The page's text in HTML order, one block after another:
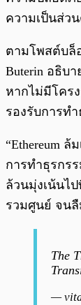
ความเป็นส่ว
ตามโพสต์บล็
Buterin อธิบา
หากไม่มีโคร
รองรับการท
“Ethereum
การทำธุรกร
ล้วนมุ่งเน้นไ
รวมศูนย์ จนลื
The
—